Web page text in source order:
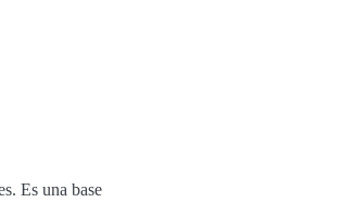
Es una base